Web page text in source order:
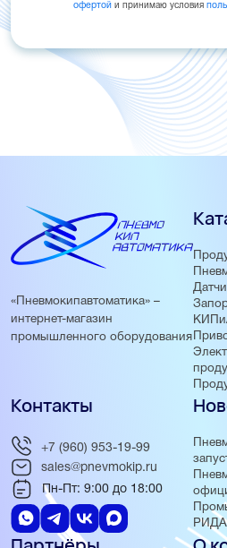
офертой и принимаю условия
«Пневмокипавтоматика» –
интернет-магазин
промышленного оборудования
Контакты
+7 (960) 953-19-99
sales@pnevmokip.ru
Пн-Пт: 9:00 до 18:00